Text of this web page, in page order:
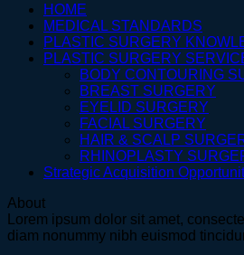
HOME
MEDICAL STANDARDS
PLASTIC SURGERY
PLASTIC SURGERY
BODY CONTOURING
BREAST SURGERY
EYELID SURGERY
FACIAL SURGERY
HAIR & SCALP
RHINOPLASTY
Strategic Acquisition
About
Lorem ipsum dolor sit amet,
diam nonummy nibh euismod